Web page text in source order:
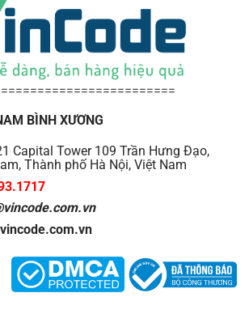
BÌNH XƯƠNG
Capital Tower 109 Trần Hưng Đạo,
Thành phố Hà Nội, Việt Nam